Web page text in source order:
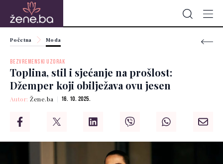
Početna Moda
BEZVREMENSKI UZORAK
Toplina, stil i sjećanje na prošlost:
Džemper koji obilježava ovu jesen
Autor:Žene.ba 16. 10. 2025.